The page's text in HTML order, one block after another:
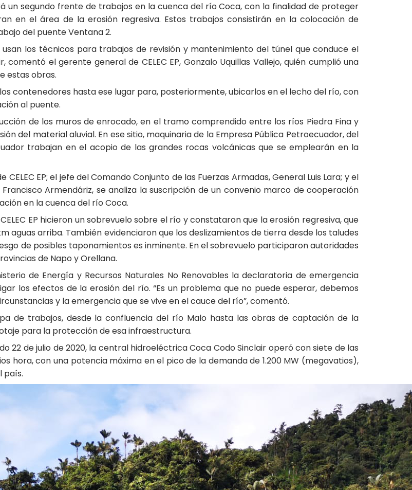
un segundo frente de trabajos en la cuenca del río Coca, con la finalidad de proteger
en el área de la erosión regresiva. Estos trabajos consistirán en la colocación de
del puente Ventana 2.
los técnicos para trabajos de revisión y mantenimiento del túnel que conduce el
el gerente general de CELEC EP, Gonzalo Uquillas Vallejo, quién cumplió una
estas obras.
contenedores hasta ese lugar para, posteriormente, ubicarlos en el lecho del río, con
al puente.
de los muros de enrocado, en el tramo comprendido entre los ríos Piedra Fina y
del material aluvial. En ese sitio, maquinaria de la Empresa Pública Petroecuador, del
trabajan en el acopio de las grandes rocas volcánicas que se emplearán en la
EP; el jefe del Comando Conjunto de las Fuerzas Armadas, General Luis Lara; y el
Armendáriz, se analiza la suscripción de un convenio marco de cooperación
en la cuenca del río Coca.
EP hicieron un sobrevuelo sobre el río y constataron que la erosión regresiva, que
aguas arriba. También evidenciaron que los deslizamientos de tierra desde los taludes
de posibles taponamientos es inminente. En el sobrevuelo participaron autoridades
de Napo y Orellana.
de Energía y Recursos Naturales No Renovables la declaratoria de emergencia
los efectos de la erosión del río. “Es un problema que no puede esperar, debemos
y la emergencia que se vive en el cauce del río”, comentó.
de trabajos, desde la confluencia del río Malo hasta las obras de captación de la
para la protección de esa infraestructura.
22 de julio de 2020, la central hidroeléctrica Coca Codo Sinclair operó con siete de las
hora, con una potencia máxima en el pico de la demanda de 1.200 MW (megavatios),
país.